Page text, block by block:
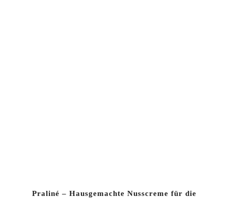
Praliné – Hausgemachte Nusscreme für die